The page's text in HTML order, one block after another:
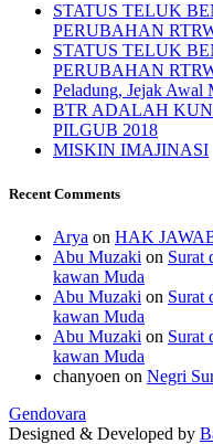
STATUS TELUK
PERUBAHAN
STATUS TELUK
PERUBAHAN
Peladung, Jejak Awal
BTR ADALAH
PILGUB 2018
MISKIN IMAJINASI
Recent Comments
Arya on HAK
Abu Muzaki on Surat
kawan Muda
Abu Muzaki on Surat
kawan Muda
Abu Muzaki on Surat
kawan Muda
chanyoen on Negri
Gendovara
Designed & Developed by